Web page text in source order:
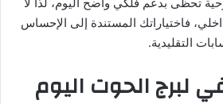
فاختياراتك المستندة إلى الإحساس
التقليدية.
لبرج الحوت اليوم